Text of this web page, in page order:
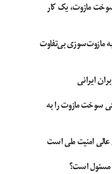
مازوت، یک کار
مازوت‌سوزی بی‌تفاوت
ایرانی
سوخت مازوت را به
امنیت ملی است
مسئول است؟